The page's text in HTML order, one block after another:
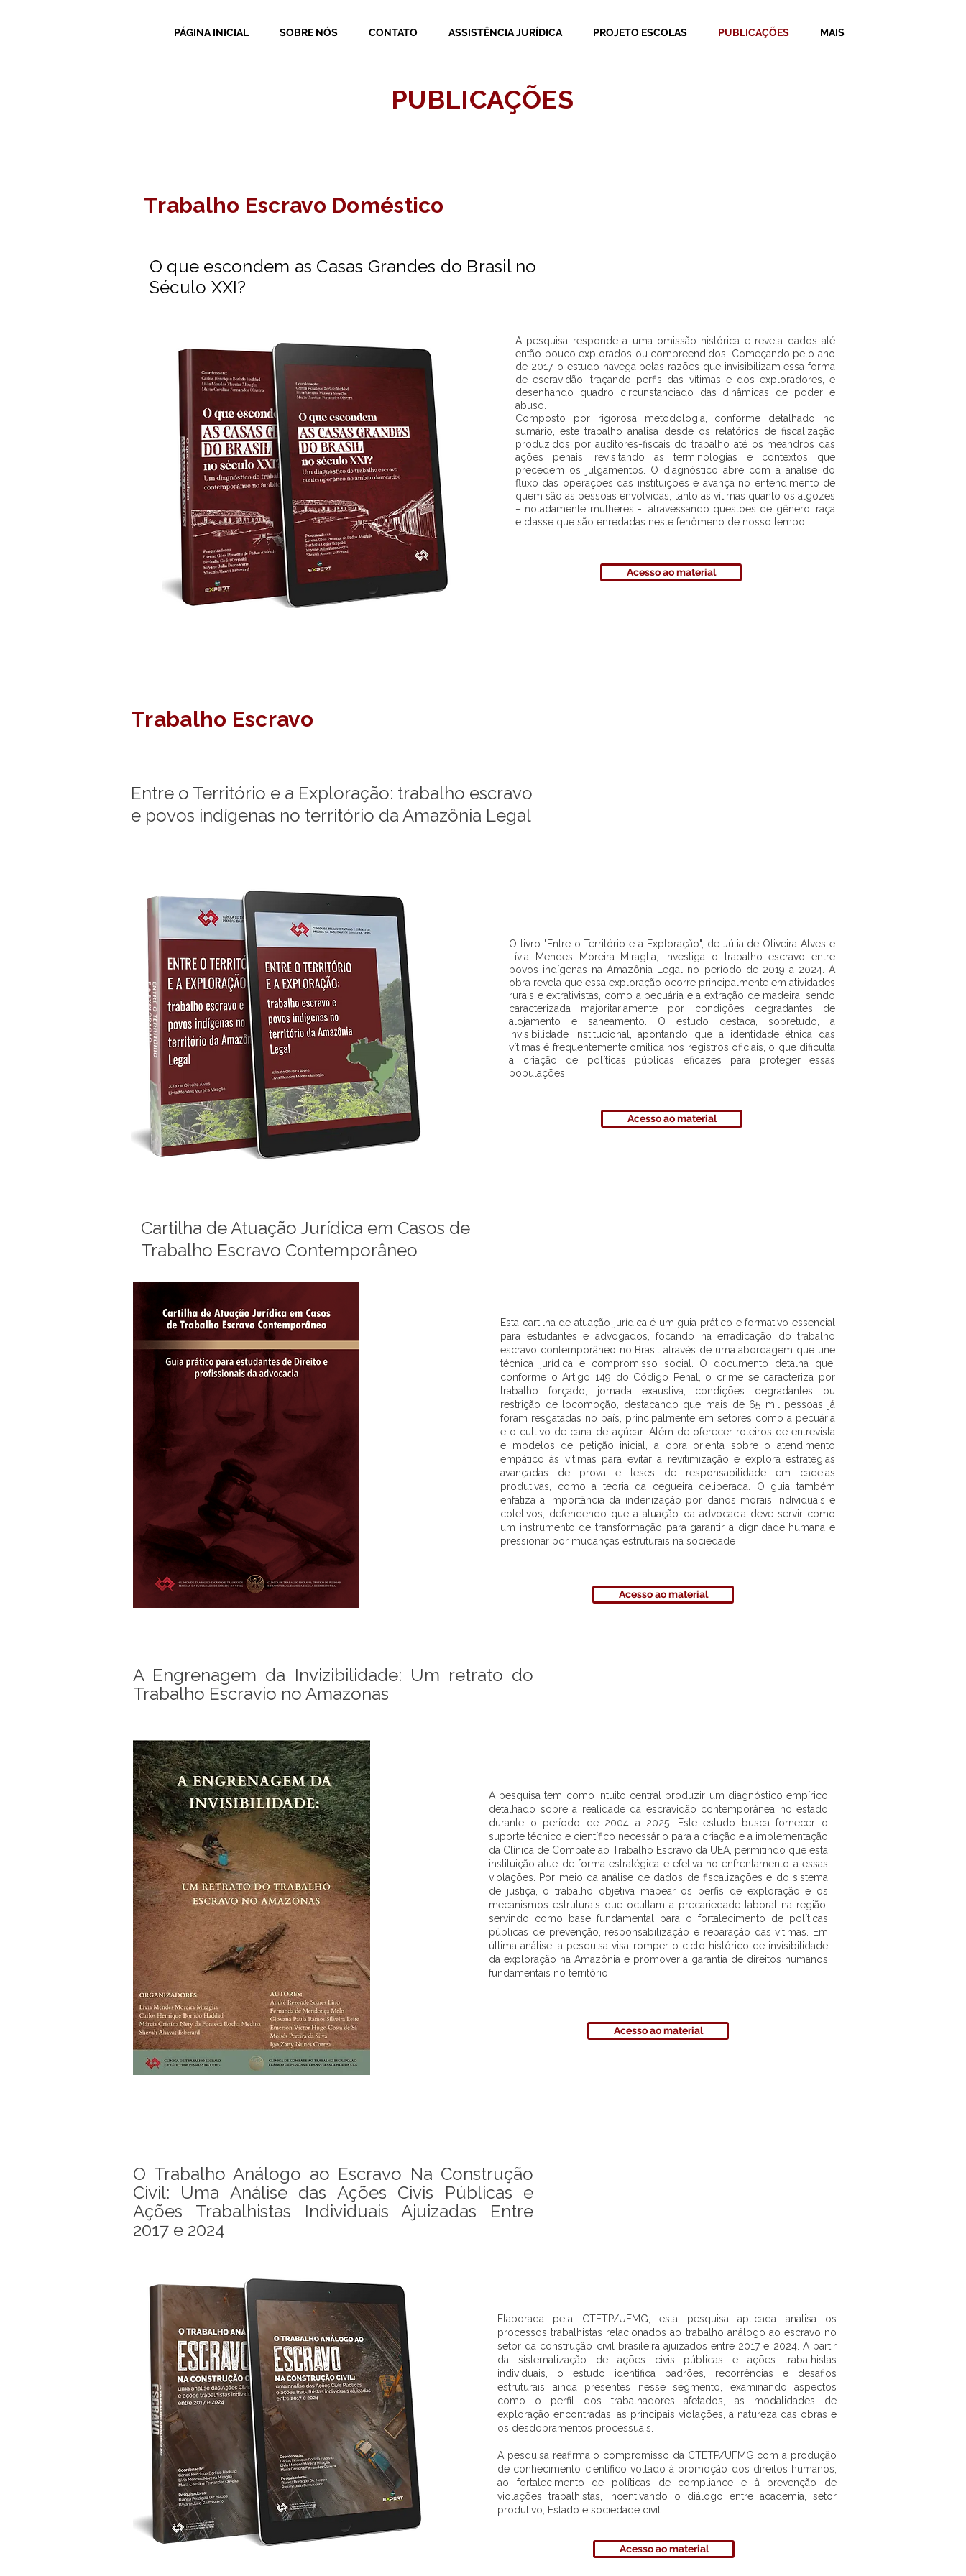
PÁGINA INICIAL SOBRE NÓS CONTATO ASSISTÊNCIA JURÍDICA PROJETO ESCOLAS PUBLICAÇÕES MAIS
PUBLICAÇÕES
Trabalho Escravo Doméstico
O que escondem as Casas Grandes do Brasil no
Século XXI?
A pesquisa responde a uma omissão histórica e revela dados até
então pouco explorados ou compreendidos. Começando pelo ano
de 2017, o estudo navega pelas razões que invisibilizam essa forma
de escravidão, traçando perfis das vítimas e dos exploradores, e
desenhando quadro circunstanciado das dinâmicas de poder e
abuso.
Composto por rigorosa metodologia, conforme detalhado no
sumário, este trabalho analisa desde os relatórios de fiscalização
produzidos por auditores-fiscais do trabalho até os meandros das
ações penais, revisitando as terminologias e contextos que
precedem os julgamentos. O diagnóstico abre com a análise do
fluxo das operações das instituições e avança no entendimento de
quem são as pessoas envolvidas, tanto as vítimas quanto os algozes
– notadamente mulheres -, atravessando questões de gênero, raça
e classe que são enredadas neste fenômeno de nosso tempo.
Acesso ao material
Trabalho Escravo
Entre o Território e a Exploração: trabalho escravo
e povos indígenas no território da Amazônia Legal
O livro "Entre o Território e a Exploração", de Júlia de Oliveira Alves e
Lívia Mendes Moreira Miraglia, investiga o trabalho escravo entre
povos indígenas na Amazônia Legal no período de 2019 a 2024. A
obra revela que essa exploração ocorre principalmente em atividades
rurais e extrativistas, como a pecuária e a extração de madeira, sendo
caracterizada majoritariamente por condições degradantes de
alojamento e saneamento. O estudo destaca, sobretudo, a
invisibilidade institucional, apontando que a identidade étnica das
vítimas é frequentemente omitida nos registros oficiais, o que dificulta
a criação de políticas públicas eficazes para proteger essas
populações
Acesso ao material
Cartilha de Atuação Jurídica em Casos de
Trabalho Escravo Contemporâneo
Esta cartilha de atuação jurídica é um guia prático e formativo essencial
para estudantes e advogados, focando na erradicação do trabalho
escravo contemporâneo no Brasil através de uma abordagem que une
técnica jurídica e compromisso social. O documento detalha que,
conforme o Artigo 149 do Código Penal, o crime se caracteriza por
trabalho forçado, jornada exaustiva, condições degradantes ou
restrição de locomoção, destacando que mais de 65 mil pessoas já
foram resgatadas no país, principalmente em setores como a pecuária
e o cultivo de cana-de-açúcar. Além de oferecer roteiros de entrevista
e modelos de petição inicial, a obra orienta sobre o atendimento
empático às vítimas para evitar a revitimização e explora estratégias
avançadas de prova e teses de responsabilidade em cadeias
produtivas, como a teoria da cegueira deliberada. O guia também
enfatiza a importância da indenização por danos morais individuais e
coletivos, defendendo que a atuação da advocacia deve servir como
um instrumento de transformação para garantir a dignidade humana e
pressionar por mudanças estruturais na sociedade
Acesso ao material
A Engrenagem da Invizibilidade: Um retrato do
Trabalho Escravio no Amazonas
A pesquisa tem como intuito central produzir um diagnóstico empírico
detalhado sobre a realidade da escravidão contemporânea no estado
durante o período de 2004 a 2025. Este estudo busca fornecer o
suporte técnico e científico necessário para a criação e a implementação
da Clínica de Combate ao Trabalho Escravo da UEA, permitindo que esta
instituição atue de forma estratégica e efetiva no enfrentamento a essas
violações. Por meio da análise de dados de fiscalizações e do sistema
de justiça, o trabalho objetiva mapear os perfis de exploração e os
mecanismos estruturais que ocultam a precariedade laboral na região,
servindo como base fundamental para o fortalecimento de políticas
públicas de prevenção, responsabilização e reparação das vítimas. Em
última análise, a pesquisa visa romper o ciclo histórico de invisibilidade
da exploração na Amazônia e promover a garantia de direitos humanos
fundamentais no território
Acesso ao material
O Trabalho Análogo ao Escravo Na Construção
Civil: Uma Análise das Ações Civis Públicas e
Ações Trabalhistas Individuais Ajuizadas Entre
2017 e 2024
Elaborada pela CTETP/UFMG, esta pesquisa aplicada analisa os
processos trabalhistas relacionados ao trabalho análogo ao escravo no
setor da construção civil brasileira ajuizados entre 2017 e 2024. A partir
da sistematização de ações civis públicas e ações trabalhistas
individuais, o estudo identifica padrões, recorrências e desafios
estruturais ainda presentes nesse segmento, examinando aspectos
como o perfil dos trabalhadores afetados, as modalidades de
exploração encontradas, as principais violações, a natureza das obras e
os desdobramentos processuais.
A pesquisa reafirma o compromisso da CTETP/UFMG com a produção
de conhecimento científico voltado à promoção dos direitos humanos,
ao fortalecimento de políticas de compliance e à prevenção de
violações trabalhistas, incentivando o diálogo entre academia, setor
produtivo, Estado e sociedade civil.
Acesso ao material